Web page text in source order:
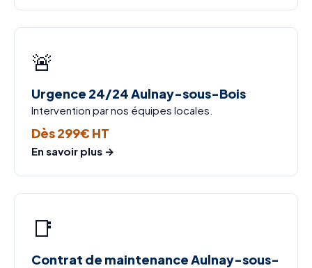
🚨
Urgence 24/24 Aulnay-sous-Bois
Intervention par nos équipes locales.
Dès 299€ HT
En savoir plus →
📑
Contrat de maintenance Aulnay-sous-